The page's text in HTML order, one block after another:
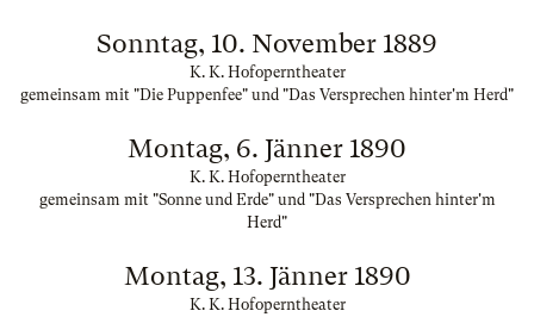
Sonntag, 10. November 1889
K. K. Hofoperntheater
gemeinsam mit "Die Puppenfee" und "Das Versprechen hinter'm Herd"
Montag, 6. Jänner 1890
K. K. Hofoperntheater
gemeinsam mit "Sonne und Erde" und "Das Versprechen hinter'm
Herd"
Montag, 13. Jänner 1890
K. K. Hofoperntheater